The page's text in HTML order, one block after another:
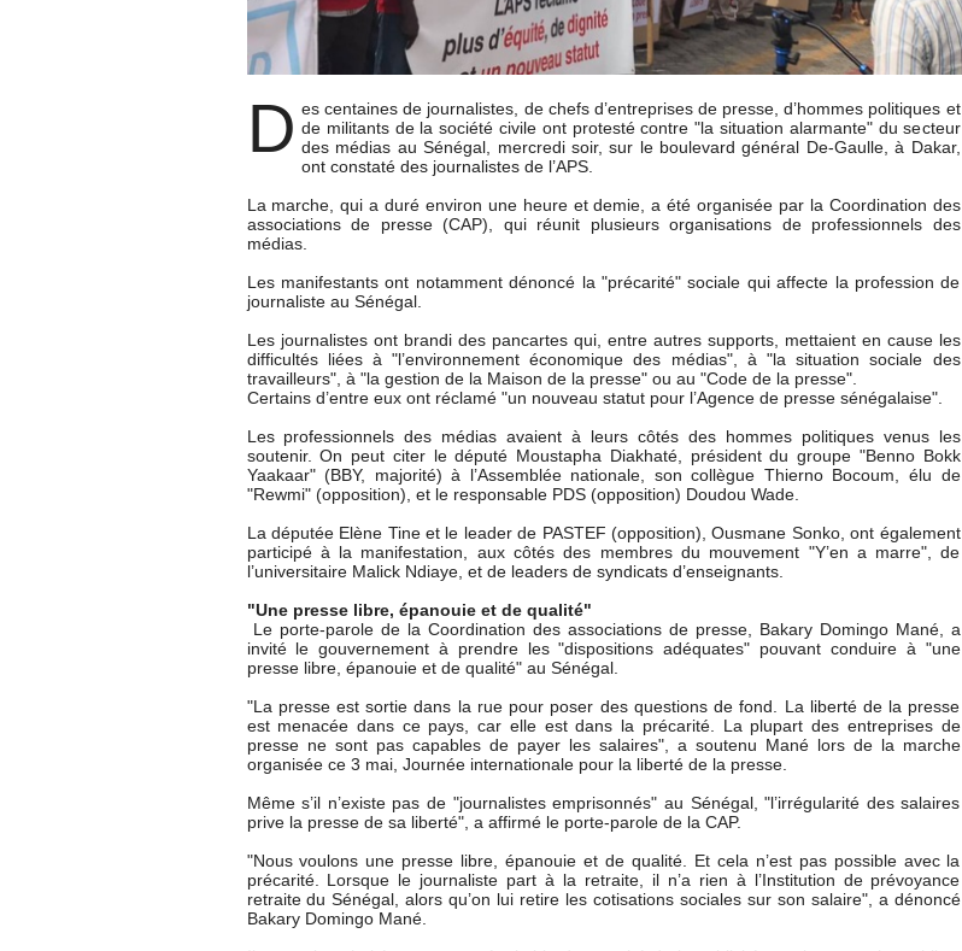
D es centaines de journalistes, de chefs d’entreprises de presse, d’hommes politiques et
de militants de la société civile ont protesté contre "la situation alarmante" du secteur
des médias au Sénégal, mercredi soir, sur le boulevard général De-Gaulle, à Dakar,
ont constaté des journalistes de l’APS.
La marche, qui a duré environ une heure et demie, a été organisée par la Coordination des
associations de presse (CAP), qui réunit plusieurs organisations de professionnels des
médias.
Les manifestants ont notamment dénoncé la "précarité" sociale qui affecte la profession de
journaliste au Sénégal.
Les journalistes ont brandi des pancartes qui, entre autres supports, mettaient en cause les
difficultés liées à "l’environnement économique des médias", à "la situation sociale des
travailleurs", à "la gestion de la Maison de la presse" ou au "Code de la presse".
Certains d’entre eux ont réclamé "un nouveau statut pour l’Agence de presse sénégalaise".
Les professionnels des médias avaient à leurs côtés des hommes politiques venus les
soutenir. On peut citer le député Moustapha Diakhaté, président du groupe "Benno Bokk
Yaakaar" (BBY, majorité) à l’Assemblée nationale, son collègue Thierno Bocoum, élu de
"Rewmi" (opposition), et le responsable PDS (opposition) Doudou Wade.
La députée Elène Tine et le leader de PASTEF (opposition), Ousmane Sonko, ont également
participé à la manifestation, aux côtés des membres du mouvement "Y’en a marre", de
l’universitaire Malick Ndiaye, et de leaders de syndicats d’enseignants.
"Une presse libre, épanouie et de qualité"
Le porte-parole de la Coordination des associations de presse, Bakary Domingo Mané, a
invité le gouvernement à prendre les "dispositions adéquates" pouvant conduire à "une
presse libre, épanouie et de qualité" au Sénégal.
"La presse est sortie dans la rue pour poser des questions de fond. La liberté de la presse
est menacée dans ce pays, car elle est dans la précarité. La plupart des entreprises de
presse ne sont pas capables de payer les salaires", a soutenu Mané lors de la marche
organisée ce 3 mai, Journée internationale pour la liberté de la presse.
Même s’il n’existe pas de "journalistes emprisonnés" au Sénégal, "l’irrégularité des salaires
prive la presse de sa liberté", a affirmé le porte-parole de la CAP.
"Nous voulons une presse libre, épanouie et de qualité. Et cela n’est pas possible avec la
précarité. Lorsque le journaliste part à la retraite, il n’a rien à l’Institution de prévoyance
retraite du Sénégal, alors qu’on lui retire les cotisations sociales sur son salaire", a dénoncé
Bakary Domingo Mané.